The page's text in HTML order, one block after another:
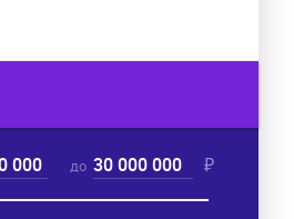
000 до 30 000 000 ₽